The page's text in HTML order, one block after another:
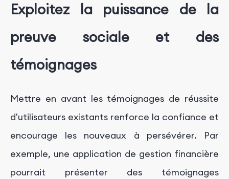
Exploitez la puissance de la
preuve sociale et des
témoignages
Mettre en avant les témoignages de réussite
d'utilisateurs existants renforce la confiance et
encourage les nouveaux à persévérer. Par
exemple, une application de gestion financière
pourrait présenter des témoignages